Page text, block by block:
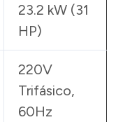
23.2 kW (31
HP)
220V
Trifásico,
60Hz